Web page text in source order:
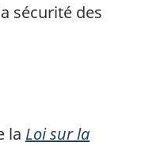
sécurité des
la Loi sur la